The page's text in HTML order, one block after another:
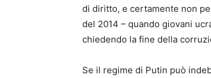
di diritto, e certamente non
del 2014 – quando giovani
chiedendo la fine della
Se il regime di Putin può